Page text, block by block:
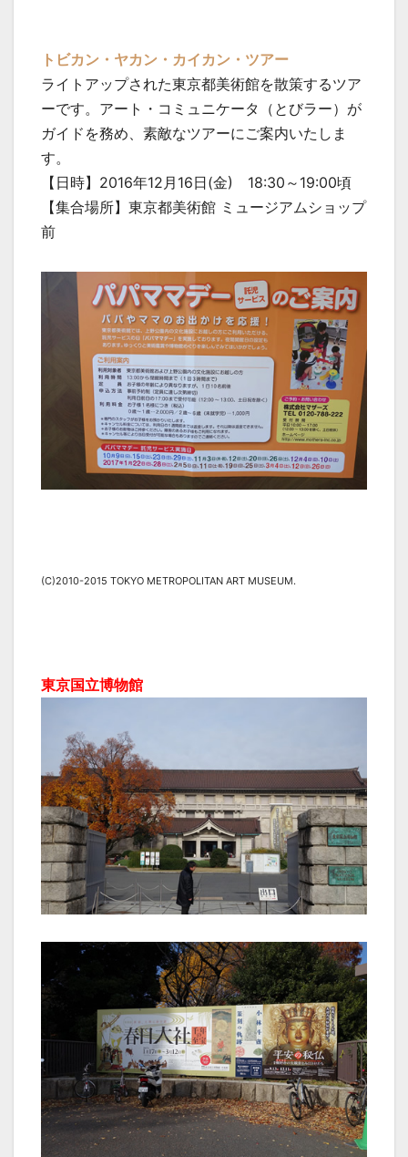
トビカン・ヤカン・カイカン・ツアー
ライトアップされた東京都美術館を散策するツア
ーです。アート・コミュニケータ（とびラー）が
ガイドを務め、素敵なツアーにご案内いたしま
す。
【日時】2016年12月16日(金) 18:30～19:00頃
【集合場所】東京都美術館 ミュージアムショップ
前
(C)2010-2015 TOKYO METROPOLITAN ART MUSEUM.
東京国立博物館